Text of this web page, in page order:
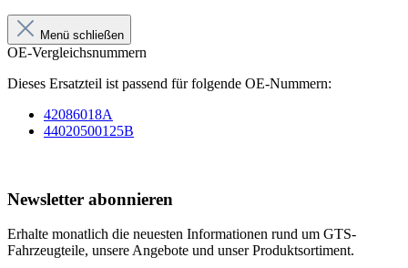
Menü schließen
OE-Vergleichsnummern
Dieses Ersatzteil ist passend für folgende OE-Nummern:
42086018A
44020500125B
Newsletter abonnieren
Erhalte monatlich die neuesten Informationen rund um GTS-
Fahrzeugteile, unsere Angebote und unser Produktsortiment.